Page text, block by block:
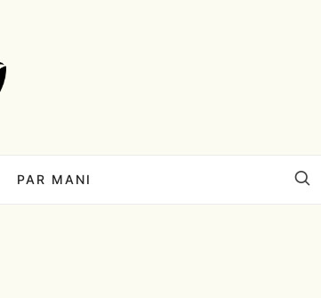
PAR MANI